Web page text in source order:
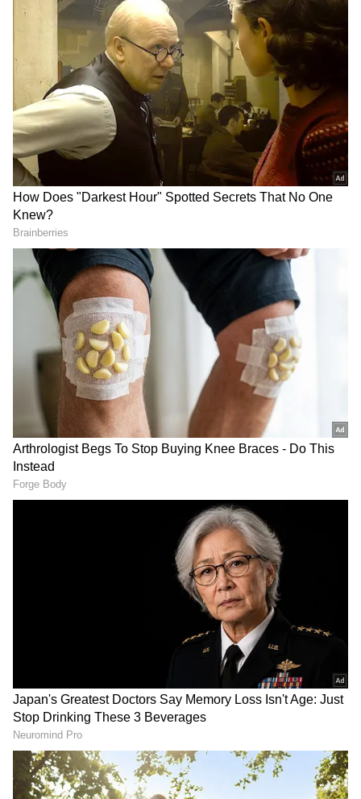
Related Articles
Hassan: ದ್ವಿತೀಯ ಪಿಯುಸಿ ಪ್ರಶ್ನೆಪತ್ರಿಕೆ ಅದಲು
Hassan: ಕಲ್ಯಾಣಕ್ಕೆ ವಧು ಸಿಗದ್ದಕ್ಕೆ ಕಲ್ಯಾಣಿಗೆ ಬಿದ್ದು
RECOMMENDED STORIES
ಡಿಕೆ ಶಿವಕುಮಾರ್ ಸರ್ಕಾರಕ್ಕೆ
ಸುನಿಲ್ ಜೋಶಿ ಶಹಬ್ಬಾಶ್..
ಬೆಂಗಳೂರಿನ 233 ಅಂಗಡಿಗಳ
ತೆರವಿಗೆ ಜೈ ಎಂದ ಮಾಜಿ ಕ್ರಿಕೆಟಿಗ
Bengaluru Crime News:
ಬೆಂಗಳೂರಿನಲ್ಲಿ ಆಘಾತಕಾರಿ
ಘಟನೆ; ಡುಪ್ಲೆಕ್ಸ್ ಮನೆಯಲ್ಲಿ
ವರ್ಷದ ಹಿಂದೆ ಸಾವನ್ನಪ್ಪಿರುವ
ಶಂಕೆ